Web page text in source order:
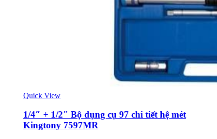
Quick View
1/4″ + 1/2″ Bộ dụng cụ 97 chi tiết hệ mét
Kingtony 7597MR